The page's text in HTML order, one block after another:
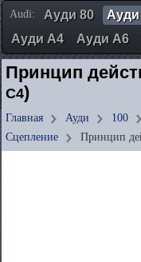
Audi: Ауди 80 Ауди
Ауди А4
Ауди А6
Принцип
C4)
Главная Ауди 100
Сцепление
Принцип